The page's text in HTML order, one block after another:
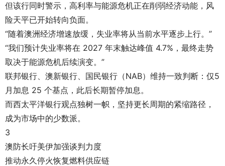
但该行同时警示，高利率与能源危机正在削弱经济动能，风
险天平已开始转向负面。
“随着澳洲经济增速放缓，失业率将从当前水平逐步上行。”
“我们预计失业率将在 2027 年末触达峰值 4.7%，最终走势
取决于能源危机后续演变。”
联邦银行、澳新银行、国民银行（NAB）维持一致判断：仅5
月加息 25 个基点，此后长期暂停加息。
而西太平洋银行观点独树一帜，坚持更长周期的紧缩路径，
成为市场中的少数派。
3
澳防长吁美伊加强谈判力度
推动永久停火恢复燃料供应链